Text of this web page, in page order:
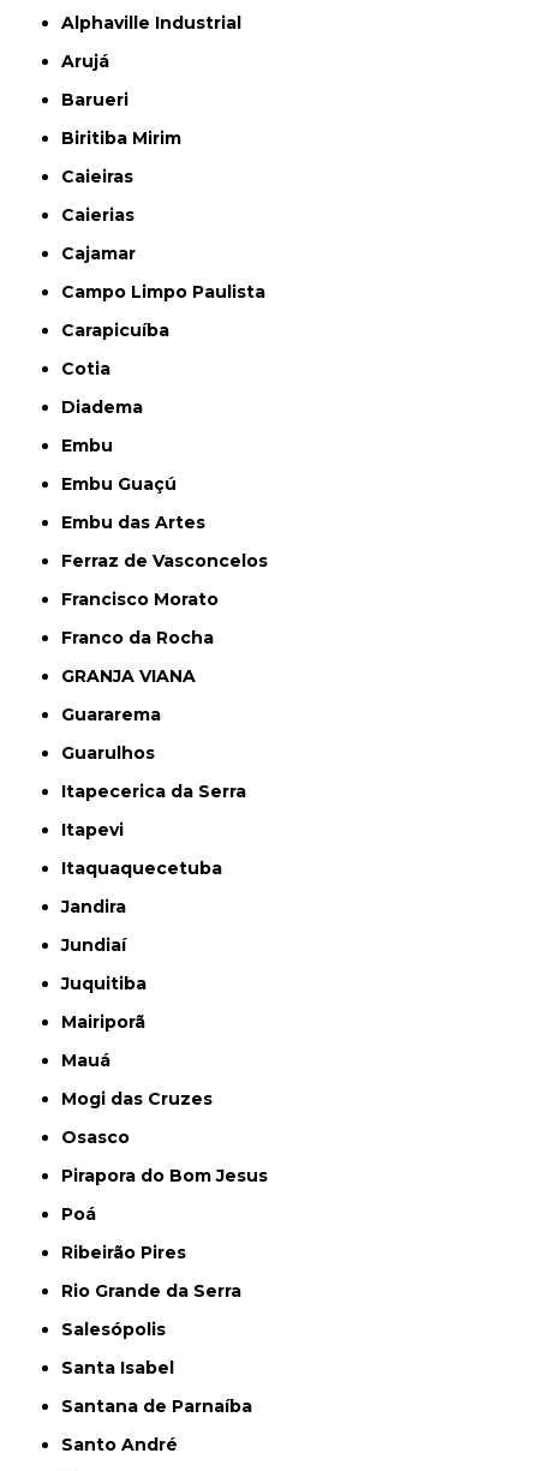
Alphaville Industrial
Arujá
Barueri
Biritiba Mirim
Caieiras
Caierias
Cajamar
Campo Limpo Paulista
Carapicuíba
Cotia
Diadema
Embu
Embu Guaçú
Embu das Artes
Ferraz de Vasconcelos
Francisco Morato
Franco da Rocha
GRANJA VIANA
Guararema
Guarulhos
Itapecerica da Serra
Itapevi
Itaquaquecetuba
Jandira
Jundiaí
Juquitiba
Mairiporã
Mauá
Mogi das Cruzes
Osasco
Pirapora do Bom Jesus
Poá
Ribeirão Pires
Rio Grande da Serra
Salesópolis
Santa Isabel
Santana de Parnaíba
Santo André